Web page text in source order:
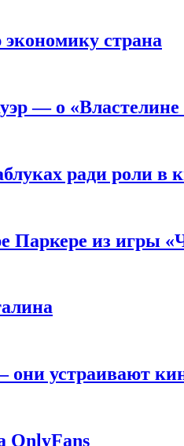
страна
— о «Властелине
ради роли в
из игры
устраивают
OnlyFans